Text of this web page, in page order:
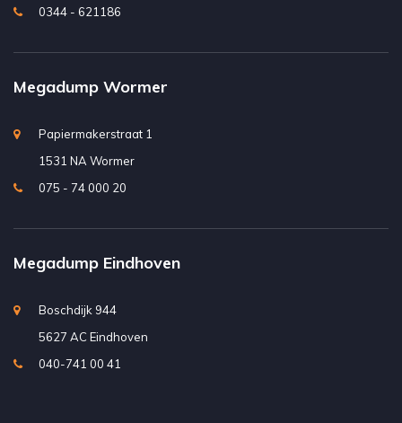
0344 - 621186
Megadump Wormer
Papiermakerstraat 1
1531 NA Wormer
075 - 74 000 20
Megadump Eindhoven
Boschdijk 944
5627 AC Eindhoven
040-741 00 41